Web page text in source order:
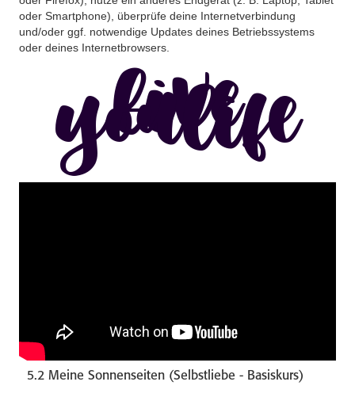
oder Smartphone), überprüfe deine Internetverbindung
und/oder ggf. notwendige Updates deines Betriebssystems
oder deines Internetbrowsers.
live
youlife
5.2 Meine Sonnenseiten (Selbstliebe - Basiskurs)